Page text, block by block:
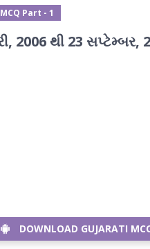
Part - 1
2006 થી 23 સપ્ટેમ્બર,
DOWNLOAD GUJARATI